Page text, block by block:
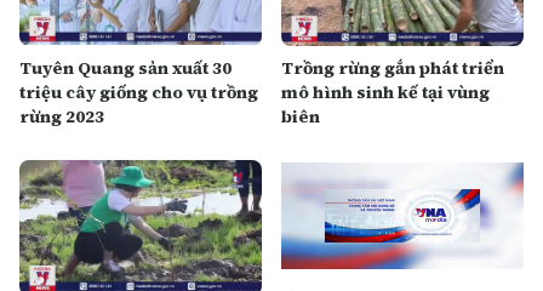
Tuyên Quang sản xuất 30
triệu cây giống cho vụ trồng
rừng 2023
Trồng rừng gắn phát triển
mô hình sinh kế tại vùng
biên